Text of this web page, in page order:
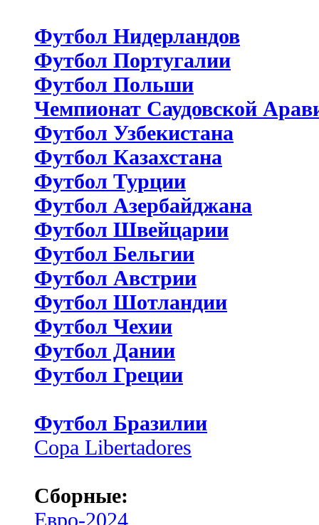
Футбол Нидерландов
Футбол Португалии
Футбол Польши
Чемпионат Саудовской
Футбол Узбекистана
Футбол Казахстана
Футбол Турции
Футбол Азербайджана
Футбол Швейцарии
Футбол Бельгии
Футбол Австрии
Футбол Шотландии
Футбол Чехии
Футбол Дании
Футбол Греции
Футбол Бразилии
Copa Libertadores
Сборные:
Евро-2024